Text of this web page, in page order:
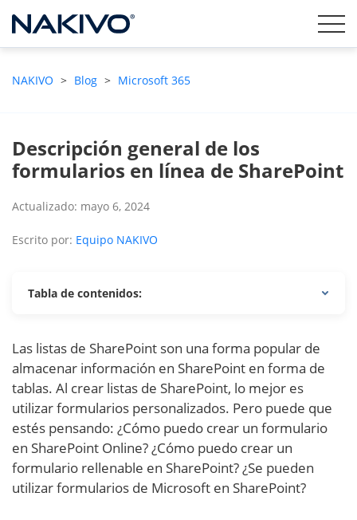
NAKIVO > Blog > Microsoft 365
Descripción general de los
formularios en línea de SharePoint
Actualizado: mayo 6, 2024
Escrito por: Equipo NAKIVO
Tabla de contenidos:
Las listas de SharePoint son una forma popular de
almacenar información en SharePoint en forma de
tablas. Al crear listas de SharePoint, lo mejor es
utilizar formularios personalizados. Pero puede que
estés pensando: ¿Cómo puedo crear un formulario
en SharePoint Online? ¿Cómo puedo crear un
formulario rellenable en SharePoint? ¿Se pueden
utilizar formularios de Microsoft en SharePoint?